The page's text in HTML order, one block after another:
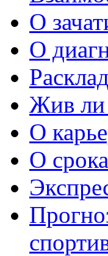
О
О
Жив ли
О
О